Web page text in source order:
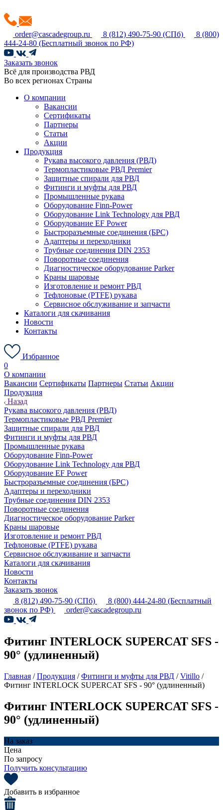
order@cascadegroup.ru 8 (812) 490-75-90 (СПб)
8 (800)
444-24-80 (Бесплатный звонок по РФ)
Заказать звонок
Всё для производства РВД
Во всех регионах Страны
О компании
Вакансии
Сертификаты
Партнеры
Статьи
Акции
Продукция
Рукава высокого давления (РВД)
Термопластиковые РВД Premier
Защитные спирали для РВД
Фитинги и муфты для РВД
Промышленные рукава
Оборудование Finn-Power
Оборудование Link Technology для РВД
Оборудование EF Power
Быстроразъемные соединения (БРС)
Адаптеры и переходники
Трубные соединения DIN 2353
Поворотные соединения
Диагностическое оборудование Parker
Краны шаровые
Изготовление и ремонт РВД
Тефлоновые (PTFE) рукава
Сервисное обслуживание и запчасти
Каталоги для скачивания
Новости
Контакты
Избранное
0
О компании
Вакансии Сертификаты Партнеры Статьи Акции
Продукция
Назад
Рукава высокого давления (РВД)
Термопластиковые РВД Premier
Защитные спирали для РВД
Фитинги и муфты для РВД
Промышленные рукава
Оборудование Finn-Power
Оборудование Link Technology для РВД
Оборудование EF Power
Быстроразъемные соединения (БРС)
Адаптеры и переходники
Трубные соединения DIN 2353
Поворотные соединения
Диагностическое оборудование Parker
Краны шаровые
Изготовление и ремонт РВД
Тефлоновые (PTFE) рукава
Сервисное обслуживание и запчасти
Каталоги для скачивания
Новости
Контакты
Заказать звонок
8 (812) 490-75-90 (СПб) 8 (800) 444-24-80 (Бесплатный
звонок по РФ)
order@cascadegroup.ru
Фитинг INTERLOCK SUPERCAT SFS -
90° (удлиненный)
Главная /Продукция /Фитинги и муфты для РВД /Vitillo /
Фитинг INTERLOCK SUPERCAT SFS - 90° (удлиненный)
Фитинг INTERLOCK SUPERCAT SFS -
90° (удлиненный)
На заказ
Цена
По запросу
Получить консультацию
Добавить в избранное